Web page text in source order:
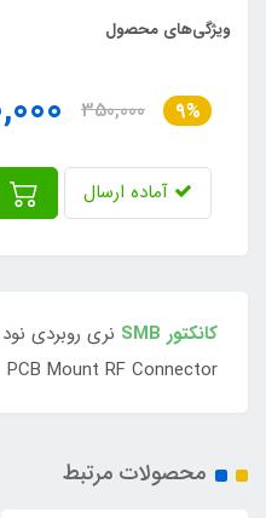
ویژگی‌های محصول
9%
350,000
آماده ارسال
کانکتور SMB نری روبردی نود
PCB Mount RF Connector
محصولات مرتبط